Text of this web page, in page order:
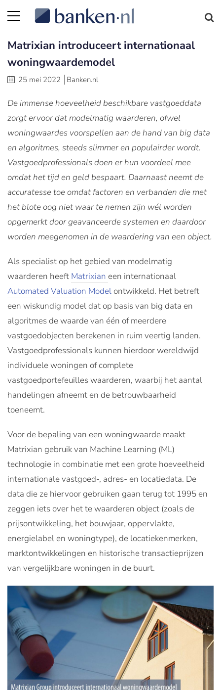
Matrixian introduceert internationaal
woningwaardemodel
25 mei 2022 Banken.nl
De immense hoeveelheid beschikbare vastgoeddata
zorgt ervoor dat modelmatig waarderen, ofwel
woningwaardes voorspellen aan de hand van big data
en algoritmes, steeds slimmer en populairder wordt.
Vastgoedprofessionals doen er hun voordeel mee
omdat het tijd en geld bespaart. Daarnaast neemt de
accuratesse toe omdat factoren en verbanden die met
het blote oog niet waar te nemen zijn wél worden
opgemerkt door geavanceerde systemen en daardoor
worden meegenomen in de waardering van een object.
Als specialist op het gebied van modelmatig
waarderen heeft Matrixian een internationaal
Automated Valuation Model ontwikkeld. Het betreft
een wiskundig model dat op basis van big data en
algoritmes de waarde van één of meerdere
vastgoedobjecten berekenen in ruim veertig landen.
Vastgoedprofessionals kunnen hierdoor wereldwijd
individuele woningen of complete
vastgoedportefeuilles waarderen, waarbij het aantal
handelingen afneemt en de betrouwbaarheid
toeneemt.
Voor de bepaling van een woningwaarde maakt
Matrixian gebruik van Machine Learning (ML)
technologie in combinatie met een grote hoeveelheid
internationale vastgoed-, adres- en locatiedata. De
data die ze hiervoor gebruiken gaan terug tot 1995 en
zeggen iets over het te waarderen object (zoals de
prijsontwikkeling, het bouwjaar, oppervlakte,
energielabel en woningtype), de locatiekenmerken,
marktontwikkelingen en historische transactieprijzen
van vergelijkbare woningen in de buurt.